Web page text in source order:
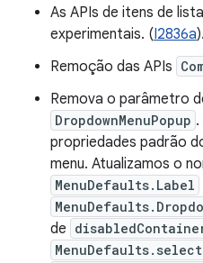
As APIs de itens de
experimentais. (I2836a).
Remoção das APIs
Remova o parâmetro
DropdownMenuPopup
propriedades padrão
menu. Atualizamos o
MenuDefaults.Label
de